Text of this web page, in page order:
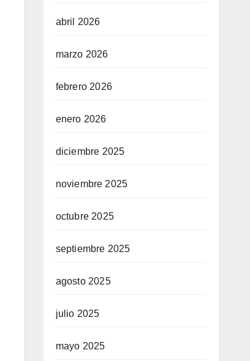
abril 2026
marzo 2026
febrero 2026
enero 2026
diciembre 2025
noviembre 2025
octubre 2025
septiembre 2025
agosto 2025
julio 2025
mayo 2025